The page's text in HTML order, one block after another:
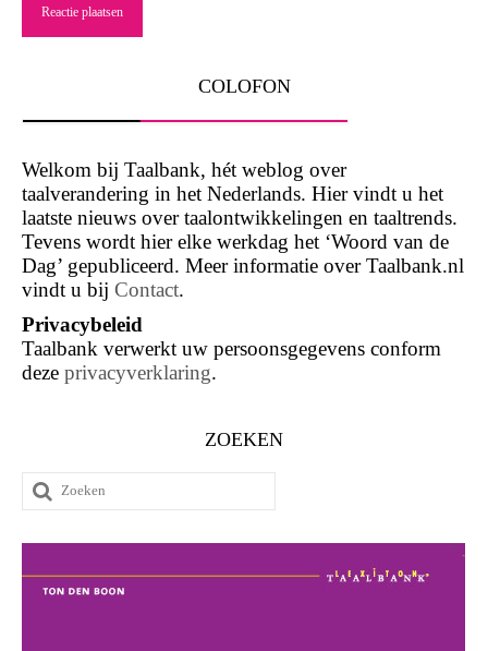
COLOFON
Welkom bij Taalbank, hét weblog over
taalverandering in het Nederlands. Hier vindt u het
laatste nieuws over taalontwikkelingen en taaltrends.
Tevens wordt hier elke werkdag het ‘Woord van de
Dag’ gepubliceerd. Meer informatie over Taalbank.nl
vindt u bij Contact.
Privacybeleid
Taalbank verwerkt uw persoonsgegevens conform
deze privacyverklaring.
ZOEKEN
Zoeken
naar: